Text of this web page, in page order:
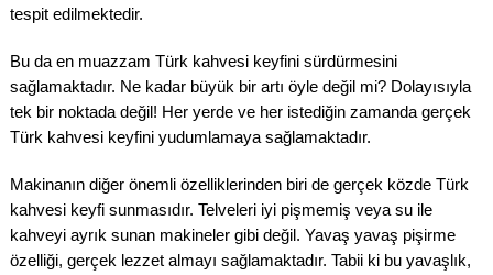
tespit edilmektedir.
Bu da en muazzam Türk kahvesi keyfini sürdürmesini
sağlamaktadır. Ne kadar büyük bir artı öyle değil mi? Dolayısıyla
tek bir noktada değil! Her yerde ve her istediğin zamanda gerçek
Türk kahvesi keyfini yudumlamaya sağlamaktadır.
Makinanın diğer önemli özelliklerinden biri de gerçek közde Türk
kahvesi keyfi sunmasıdır. Telveleri iyi pişmemiş veya su ile
kahveyi ayrık sunan makineler gibi değil. Yavaş yavaş pişirme
özelliği, gerçek lezzet almayı sağlamaktadır. Tabii ki bu yavaşlık,